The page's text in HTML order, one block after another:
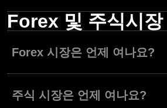
고객님의 Forex 트레이딩 계좌에 $10만 입
하실 수 있습니다. 그 후 트레이딩의 기본
지했는지 확인하실 수 있습니다.
Forex 및 주식시
Forex 시장은 언제 여나요?
Olymptrade는 통화쌍을 포함한 다양한 자
산을 찾아 트레이딩할 때 편하게 찾아볼
주식 시장은 언제 여나요?